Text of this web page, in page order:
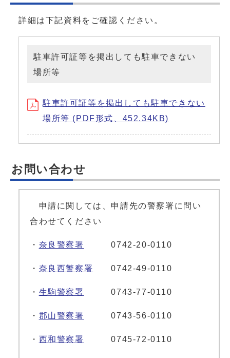
詳細は下記資料をご確認ください。
駐車許可証等を掲出しても駐車できない
場所等
駐車許可証等を掲出しても駐車できない
場所等 (PDF形式、452.34KB)
お問い合わせ
申請に関しては、申請先の警察署に問い
合わせてください
・ 奈良警察署 0742-20-0110
・ 奈良西警察署 0742-49-0110
・ 生駒警察署 0743-77-0110
・ 郡山警察署 0743-56-0110
・ 西和警察署 0745-72-0110